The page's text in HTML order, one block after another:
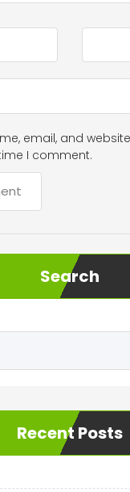
email, and
I comment.
Search
Recent Posts